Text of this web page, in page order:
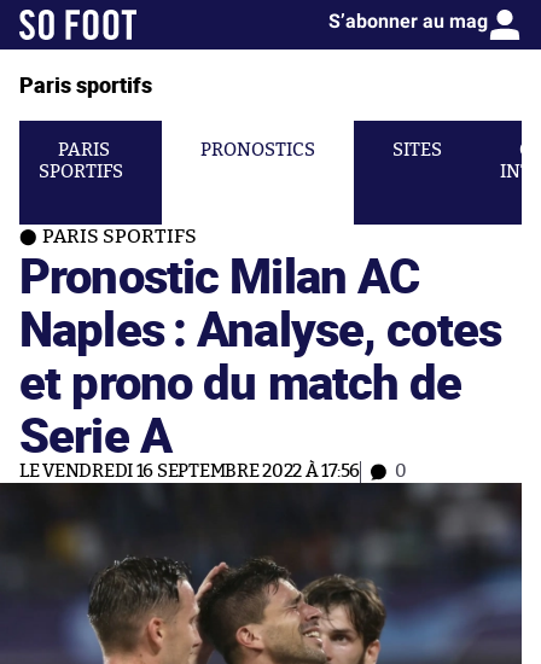
S’abonner au mag
Paris sportifs
PARIS
SPORTIFS
PRONOSTICS SITES
PARIS SPORTIFS
Pronostic Milan AC
Naples : Analyse, cotes
et prono du match de
Serie A
LE VENDREDI 16 SEPTEMBRE 2022 À 17:56 0